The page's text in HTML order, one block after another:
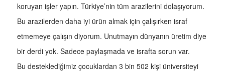
koruyan işler yapın. Türkiye’nin tüm arazilerini dolaşıyorum.
Bu arazilerden daha iyi ürün almak için çalışırken israf
etmemeye çalışın diyorum. Unutmayın dünyanın üretim diye
bir derdi yok. Sadece paylaşmada ve israfta sorun var.
Bu desteklediğimiz çocuklardan 3 bin 502 kişi üniversiteyi